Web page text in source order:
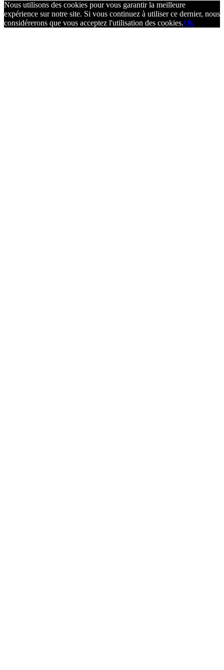
Nous utilisons des cookies pour vous garantir la meilleure
expérience sur notre site. Si vous continuez à utiliser ce dernier, nous
considérerons que vous acceptez l'utilisation des cookies.Ok